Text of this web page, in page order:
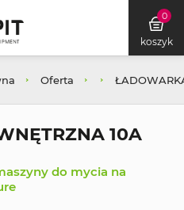
0
koszyk
Oferta
10A
do mycia na